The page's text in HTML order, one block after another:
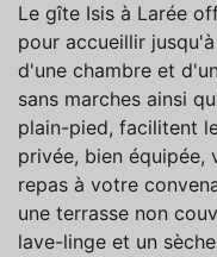
Le gîte Isis à Larée
pour accueillir
d'une chambre et
sans marches ainsi
plain-pied, facilitent
privée, bien équipée,
repas à votre
une terrasse non
lave-linge et un